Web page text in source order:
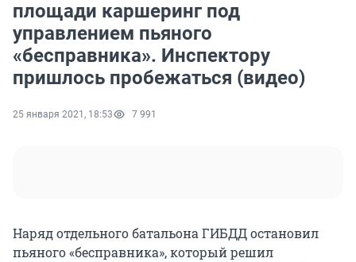
площади каршеринг под
управлением пьяного
«бесправника». Инспектору
пришлось пробежаться (видео)
25 января 2021, 18:53 7 991
Наряд отдельного батальона ГИБДД остановил
пьяного «бесправника», который решил